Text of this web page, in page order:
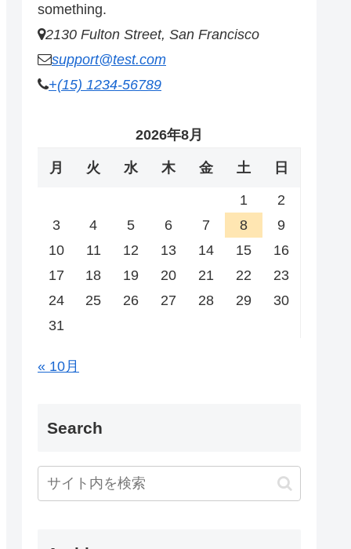
something.
2130 Fulton Street, San Francisco
support@test.com
+(15) 1234-56789
2026年8月
月 火 水 木 金 土 日
1
2
3
4 5 6 7 8
9
10
11 12 13 14 15
16
17
18 19 20 21 22
23
24
25 26 27 28 29
30
31
« 10月
Search